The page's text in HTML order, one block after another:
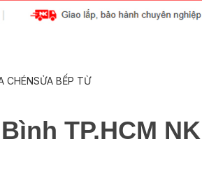
CHÉNSỬA BẾP TỪ
TP.HCM